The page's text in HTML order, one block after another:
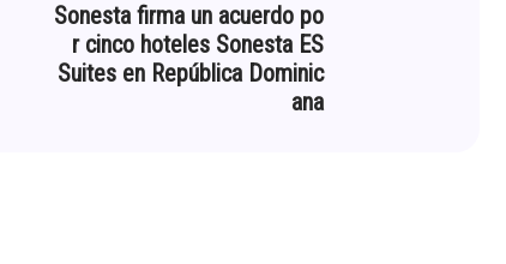
Sonesta firma un acuerdo po
r cinco hoteles Sonesta ES
Suites en República Dominic
ana